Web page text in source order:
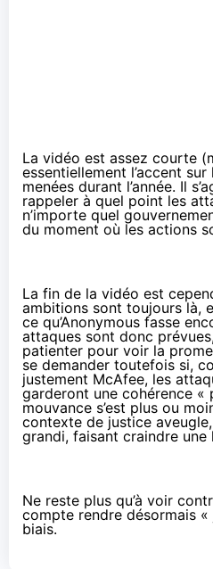
La vidéo est assez courte
essentiellement l’accent
menées durant l’année. Il
rappeler à quel point les
n’importe quel
du moment où les actions
La fin de la vidéo est
ambitions sont toujours là,
ce qu’Anonymous fasse
attaques sont donc
patienter pour voir la
se demander toutefois si,
justement McAfee, les
garderont une cohérence «
mouvance s’est plus ou
contexte de justice
grandi, faisant craindre une
Ne reste plus qu’à voir
compte rendre désormais
biais.